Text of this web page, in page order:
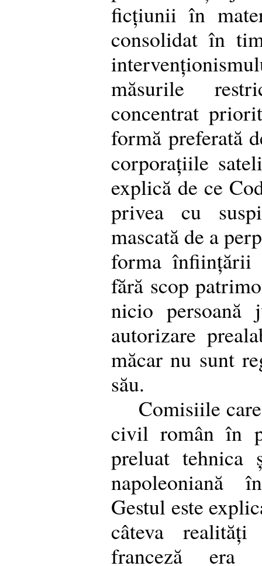
ficțiunii în
consolidat în
măsurile
concentrat
formă preferată
corporațiile
explică de ce
privea cu
mascată de a
forma înființării
fără scop
nicio persoană
autorizare
măcar nu sunt
său.
Comisiile
civil român în
preluat tehnica
napoleoniană
Gestul este
câteva
franceză era